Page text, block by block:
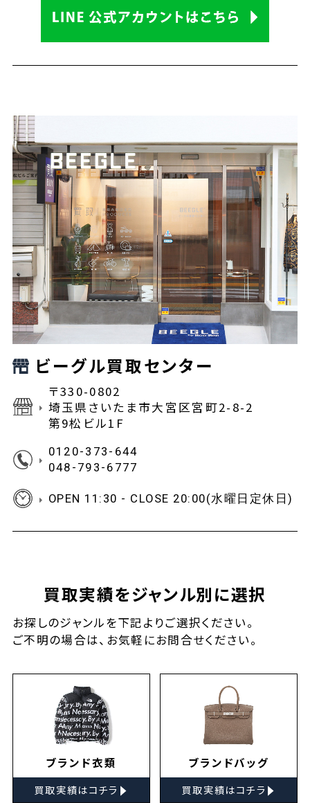
ビーグル買取センター
〒330-0802
埼玉県さいたま市大宮区宮町2-8-2
第9松ビル1F
0120-373-644
048-793-6777
OPEN 11:30 - CLOSE 20:00(水曜日定休日)
買取実績をジャンル別に選択
お探しのジャンルを下記よりご選択ください。
ご不明の場合は、お気軽にお問合せください。
ブランド衣類
買取実績はコチラ ▸
ブランドバッグ
買取実績はコチラ ▸